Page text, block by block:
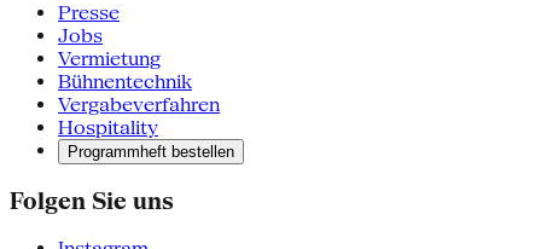
Presse
Jobs
Vermietung
Bühnentechnik
Vergabeverfahren
Hospitality
Programmheft bestellen
Folgen Sie uns